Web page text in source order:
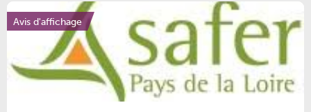
Avis d'affichage